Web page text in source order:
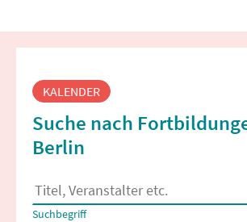
Fortbildungssuche
KALENDER
Suche nach
Berlin
Es erscheinen Suchvorschläge, wenn
Suchbegriff